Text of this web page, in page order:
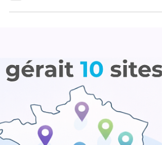
personne ne voit venir. Des liaisons qui tiennent "à
peu près" — jusqu'au jour où elles ne tiennent
On a tous vécu ce moment : une coupure au
moment, un ralentissement inexpliqué